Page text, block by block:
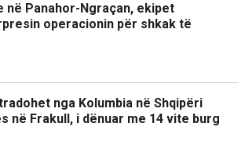
në Panahor-Ngraçan, ekipet
operacionin për shkak të
nga Kolumbia në Shqipëri
në Frakull, i dënuar me 14 vite burg